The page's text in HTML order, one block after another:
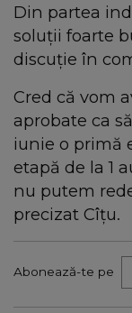
Din partea
soluții foarte
discuție în
Cred că vom
aprobate ca
iunie o primă
etapă de la 1
nu putem
precizat Cîțu.
Abonează-te pe